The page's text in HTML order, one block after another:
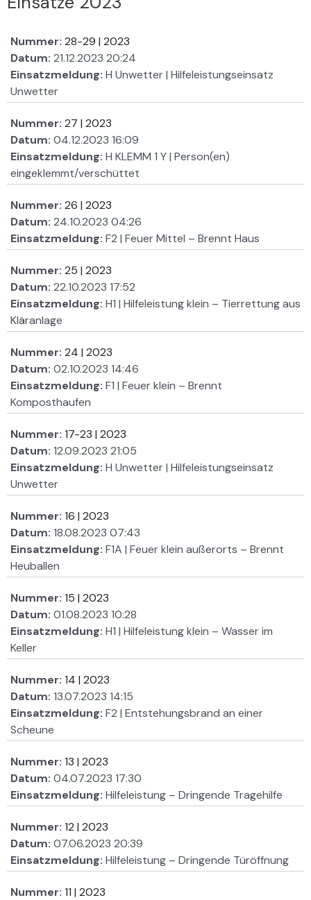
Nummer: 28-29 | 2023
Datum: 21.12.2023 20:24
Einsatzmeldung: H Unwetter | Hilfeleistungseinsatz
Unwetter
Nummer: 27 | 2023
Datum: 04.12.2023 16:09
Einsatzmeldung: H KLEMM 1 Y | Person(en)
eingeklemmt/verschüttet
Nummer: 26 | 2023
Datum: 24.10.2023 04:26
Einsatzmeldung: F2 | Feuer Mittel – Brennt Haus
Nummer: 25 | 2023
Datum: 22.10.2023 17:52
Einsatzmeldung: H1 | Hilfeleistung klein – Tierrettung aus
Kläranlage
Nummer: 24 | 2023
Datum: 02.10.2023 14:46
Einsatzmeldung: F1 | Feuer klein – Brennt
Komposthaufen
Nummer: 17-23 | 2023
Datum: 12.09.2023 21:05
Einsatzmeldung: H Unwetter | Hilfeleistungseinsatz
Unwetter
Nummer: 16 | 2023
Datum: 18.08.2023 07:43
Einsatzmeldung: F1A | Feuer klein außerorts – Brennt
Heuballen
Nummer: 15 | 2023
Datum: 01.08.2023 10:28
Einsatzmeldung: H1 | Hilfeleistung klein – Wasser im
Keller
Nummer: 14 | 2023
Datum: 13.07.2023 14:15
Einsatzmeldung: F2 | Entstehungsbrand an einer
Scheune
Nummer: 13 | 2023
Datum: 04.07.2023 17:30
Einsatzmeldung: Hilfeleistung – Dringende Tragehilfe
Nummer: 12 | 2023
Datum: 07.06.2023 20:39
Einsatzmeldung: Hilfeleistung – Dringende Türöffnung
Nummer: 11 | 2023